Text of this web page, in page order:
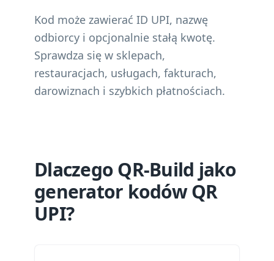
Kod może zawierać ID UPI, nazwę
odbiorcy i opcjonalnie stałą kwotę.
Sprawdza się w sklepach,
restauracjach, usługach, fakturach,
darowiznach i szybkich płatnościach.
Dlaczego QR-Build jako
generator kodów QR
UPI?